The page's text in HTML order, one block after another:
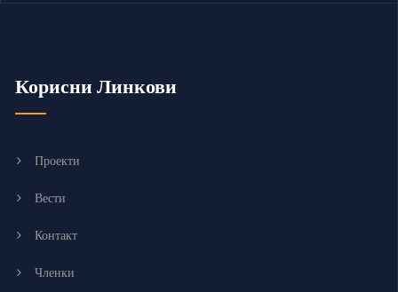
Корисни Линкови
Проекти
Вести
Контакт
Членки